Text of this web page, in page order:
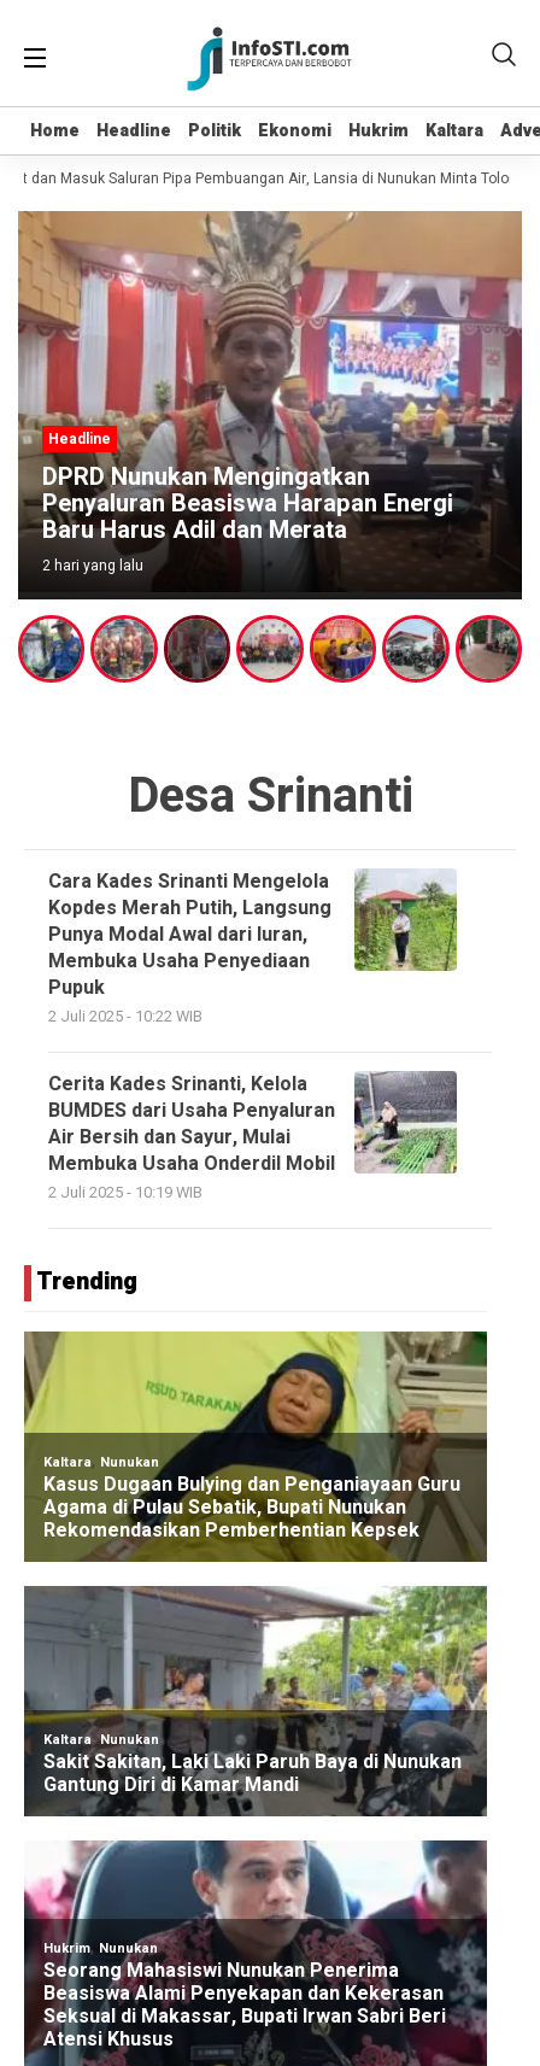
Home Headline Politik Ekonomi Hukrim Kaltara
Home Headline Politik Ekonomi Hukrim Kaltara
dan Masuk Saluran Pipa Pembuangan Air, Lansia di Nunukan Minta Tolong
Headline
DPRD Nunukan Mengingatkan
Penyaluran Beasiswa Harapan Energi
Baru Harus Adil dan Merata
2 hari yang lalu
Desa Srinanti
Cara Kades Srinanti Mengelola
Kopdes Merah Putih, Langsung
Punya Modal Awal dari Iuran,
Membuka Usaha Penyediaan
Pupuk
2 Juli 2025 - 10:22 WIB
Cerita Kades Srinanti, Kelola
BUMDES dari Usaha Penyaluran
Air Bersih dan Sayur, Mulai
Membuka Usaha Onderdil Mobil
2 Juli 2025 - 10:19 WIB
Trending